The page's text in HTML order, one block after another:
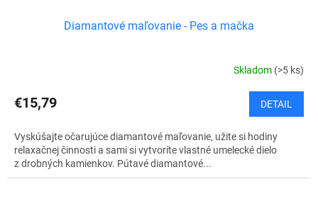
Diamantové maľovanie - Pes a mačka
Skladom (>5 ks)
€15,79 DETAIL
Vyskúšajte očarujúce diamantové maľovanie, užite si hodiny
relaxačnej činnosti a sami si vytvoríte vlastné umelecké dielo
z drobných kamienkov. Pútavé diamantové...